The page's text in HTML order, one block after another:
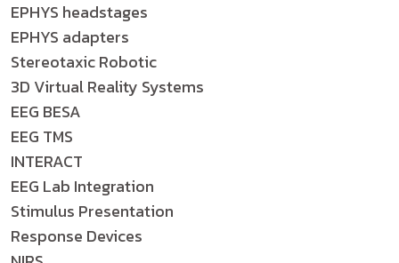
EPHYS headstages
EPHYS adapters
Stereotaxic Robotic
3D Virtual Reality Systems
EEG BESA
EEG TMS
INTERACT
EEG Lab Integration
Stimulus Presentation
Response Devices